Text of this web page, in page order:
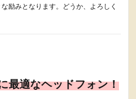
励みとなります。どうか、よろしく
最適なヘッドフォン！